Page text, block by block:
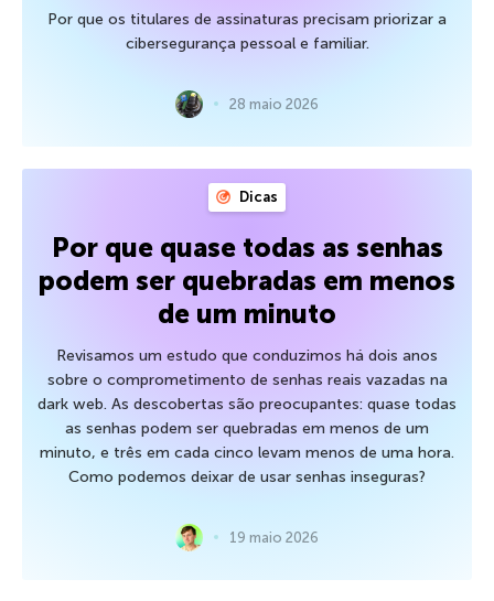
Por que os titulares de assinaturas precisam priorizar a
cibersegurança pessoal e familiar.
28 maio 2026
Dicas
Por que quase todas as senhas
podem ser quebradas em menos
de um minuto
Revisamos um estudo que conduzimos há dois anos
sobre o comprometimento de senhas reais vazadas na
dark web. As descobertas são preocupantes: quase todas
as senhas podem ser quebradas em menos de um
minuto, e três em cada cinco levam menos de uma hora.
Como podemos deixar de usar senhas inseguras?
19 maio 2026